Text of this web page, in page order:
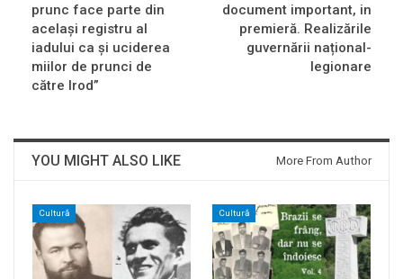
prunc face parte din
același registru al
iadului ca și uciderea
miilor de prunci de
către Irod”
document important, in
premieră. Realizările
guvernării național-
legionare
YOU MIGHT ALSO LIKE More From Author
Cultură Cultură